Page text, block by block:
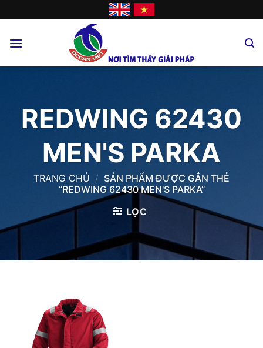
to
REDWING 62430
MEN'S PARKA
TRANG CHỦ / SẢN PHẨM ĐƯỢC GẮN THẺ
“REDWING 62430 MEN'S PARKA”
LỌC